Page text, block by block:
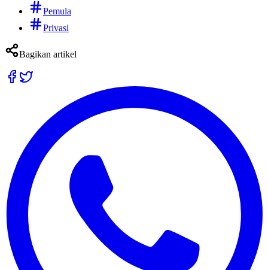
Pemula
Privasi
Bagikan artikel